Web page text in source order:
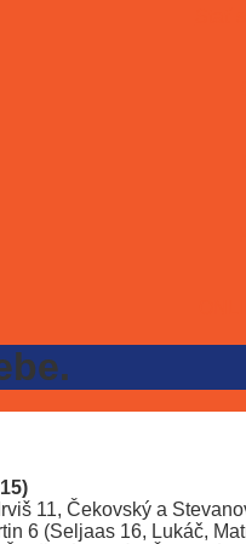
11, Čekovský a
6 (Seljaas 16, Lukáč,